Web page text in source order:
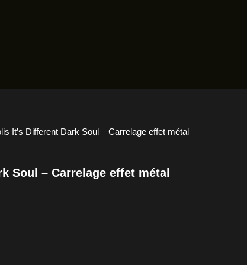
It’s Different Dark Soul – Carrelage effet métal
Soul – Carrelage effet métal